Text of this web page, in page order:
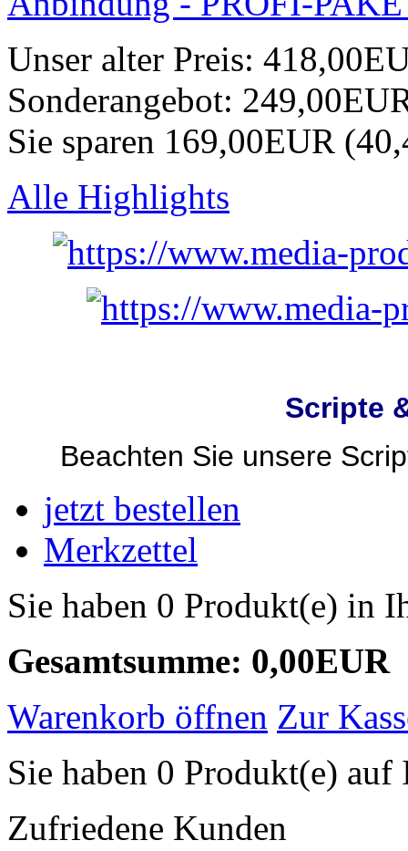
Unser alter Preis:
Sonderangebot:
Sie sparen 169,00EUR
Alle Highlights
Scripte
Beachten Sie unsere
jetzt bestellen
Merkzettel
Sie haben 0 Produkt(e) in
Gesamtsumme: 0,00EUR
Warenkorb öffnen Zur
Sie haben 0 Produkt(e)
Zufriedene Kunden